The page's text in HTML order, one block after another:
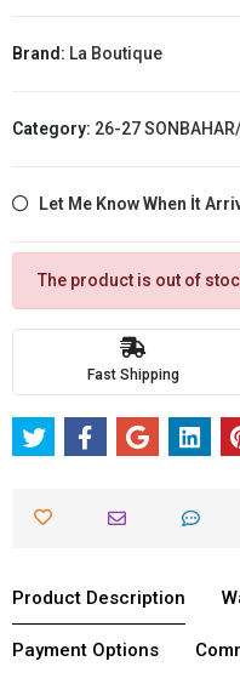
Brand: La Boutique
Category: 26-27
Let Me Know When İt
The product is out of
Fast Shipping
Product Description
Payment Options